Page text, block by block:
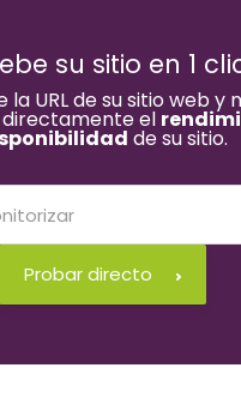
su sitio en 1
la URL de su sitio web y
el
de su sitio.
Probar directo